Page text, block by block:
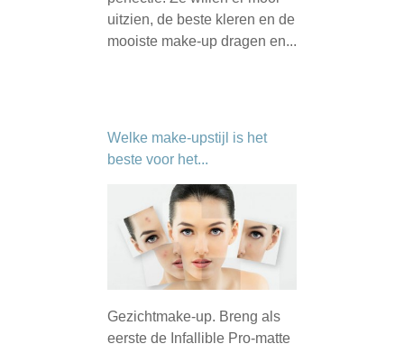
uitzien, de beste kleren en de
mooiste make-up dragen en...
Welke make-upstijl is het
beste voor het...
Gezichtmake-up. Breng als
eerste de Infallible Pro-matte